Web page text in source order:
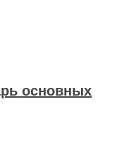
основных